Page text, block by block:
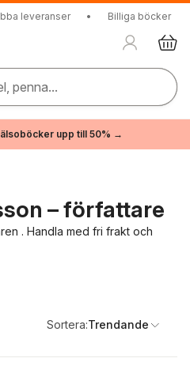
leveranser • Billiga böcker
penna...
upp till 50% →
– författare
. Handla med fri frakt och
Sortera:Trendande